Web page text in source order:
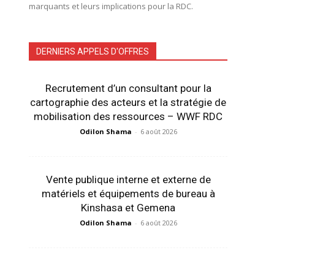
marquants et leurs implications pour la RDC.
DERNIERS APPELS D'OFFRES
Recrutement d’un consultant pour la
cartographie des acteurs et la stratégie de
mobilisation des ressources – WWF RDC
Odilon Shama - 6 août 2026
Vente publique interne et externe de
matériels et équipements de bureau à
Kinshasa et Gemena
Odilon Shama - 6 août 2026